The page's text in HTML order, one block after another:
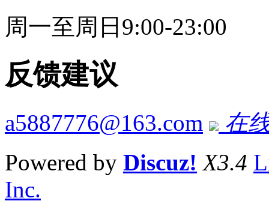
周一至周日9:00-23:00
反馈建议
a5887776@163.com
在
Powered by Discuz! X3.4
Inc.